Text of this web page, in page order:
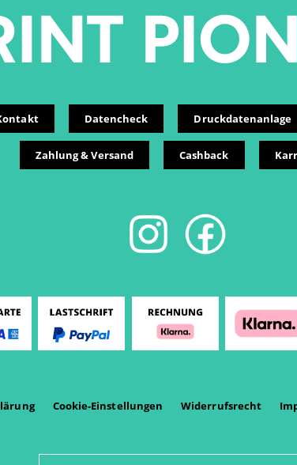
Datencheck Druckdatenanlage
Zahlung & Versand Cashback
Cookie-Einstellungen Widerrufsrecht